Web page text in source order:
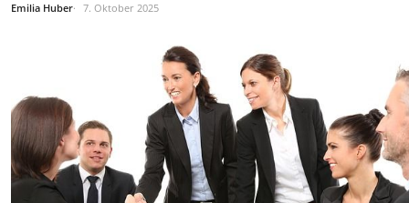
Emilia Huber 7. Oktober 2025